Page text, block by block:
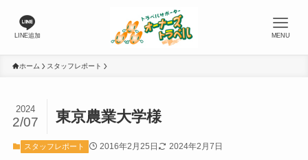
LINE追加 MENU
ホーム スタッフレポート
東京農業大学様
2024
2/07
スタッフレポート 2016年2月25日 2024年2月7日